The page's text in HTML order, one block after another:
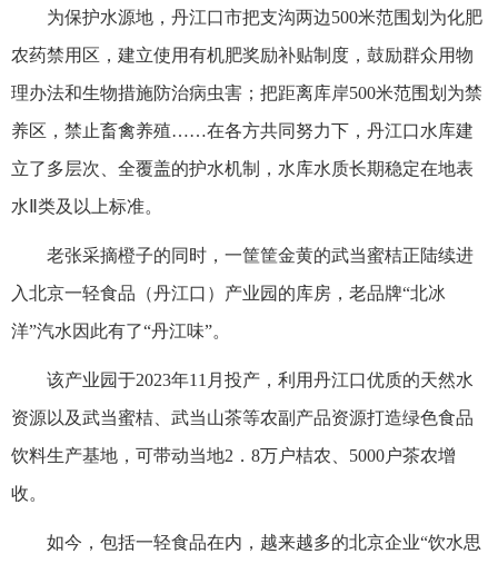
为保护水源地，丹江口市把支沟两边500米范围划为化肥
农药禁用区，建立使用有机肥奖励补贴制度，鼓励群众用物
理办法和生物措施防治病虫害；把距离库岸500米范围划为禁
养区，禁止畜禽养殖……在各方共同努力下，丹江口水库建
立了多层次、全覆盖的护水机制，水库水质长期稳定在地表
水Ⅱ类及以上标准。
老张采摘橙子的同时，一筐筐金黄的武当蜜桔正陆续进
入北京一轻食品（丹江口）产业园的库房，老品牌“北冰
洋”汽水因此有了“丹江味”。
该产业园于2023年11月投产，利用丹江口优质的天然水
资源以及武当蜜桔、武当山茶等农副产品资源打造绿色食品
饮料生产基地，可带动当地2．8万户桔农、5000户茶农增
收。
如今，包括一轻食品在内，越来越多的北京企业“饮水思